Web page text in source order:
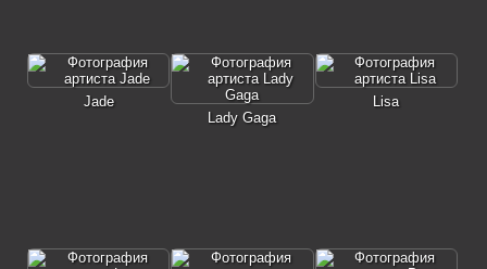
Jade
Lady Gaga
Lisa